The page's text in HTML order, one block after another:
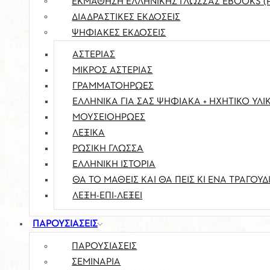
ΔΙΑΔΡΑΣΤΙΚΕΣ ΕΚΔΟΣΕΙΣ
ΨΗΦΙΑΚΕΣ ΕΚΔΟΣΕΙΣ
ΑΣΤΕΡΙΑΣ
ΜΙΚΡΟΣ ΑΣΤΕΡΙΑΣ
ΓΡΑΜΜΑΤΟΗΡΩΕΣ
ΕΛΛΗΝΙΚΑ ΓΙΑ ΣΑΣ ΨΗΦΙΑΚΑ + ΗΧΗΤΙΚΟ
ΜΟΥΣΕΙΟΗΡΩΕΣ
ΛΕΞΙΚΑ
ΡΩΣΙΚΉ ΓΛΏΣΣΑ
ΕΛΛΗΝΙΚΗ ΙΣΤΟΡΙΑ
ΘΑ ΤΟ ΜΆΘΕΙΣ ΚΑΙ ΘΑ ΠΕΙΣ ΚΙ ΈΝΑ ΤΡΑΓΟΎΔΙ
ΛΈΞΗ-ΕΠΊ-ΛΈΞΕΙ
ΠΑΡΟΥΣΙΑΣΕΙΣ
ΠΑΡΟΥΣΙΆΣΕΙΣ
ΣΕΜΙΝΆΡΙΑ